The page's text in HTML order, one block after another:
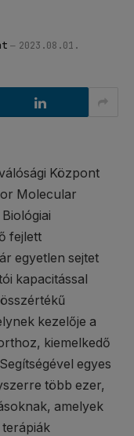
2023.08.01.
Központ
Molecular
fejlett
egyetlen sejtet
kapacitással
kezelője a
kiemelkedő
egyes
több ezer,
amelyek